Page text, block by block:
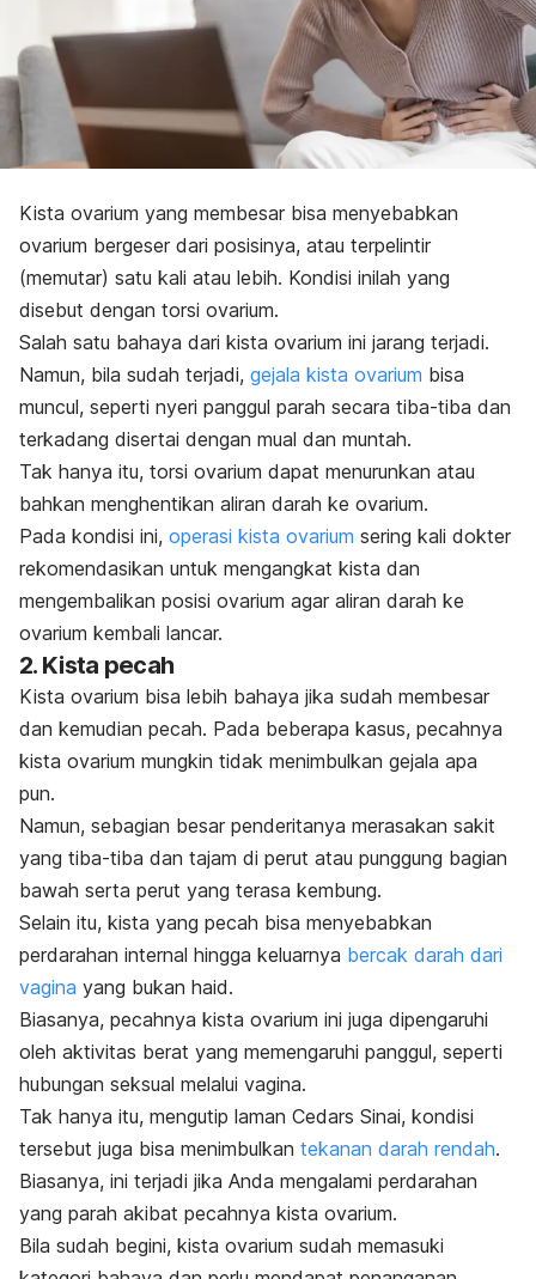
Kista ovarium yang membesar bisa menyebabkan
ovarium bergeser dari posisinya, atau terpelintir
(memutar) satu kali atau lebih. Kondisi inilah yang
disebut dengan torsi ovarium.
Salah satu bahaya dari kista ovarium ini jarang terjadi.
Namun, bila sudah terjadi, gejala kista ovarium bisa
muncul, seperti nyeri panggul parah secara tiba-tiba dan
terkadang disertai dengan mual dan muntah.
Tak hanya itu, torsi ovarium dapat menurunkan atau
bahkan menghentikan aliran darah ke ovarium.
Pada kondisi ini, operasi kista ovarium sering kali dokter
rekomendasikan untuk mengangkat kista dan
mengembalikan posisi ovarium agar aliran darah ke
ovarium kembali lancar.
2. Kista pecah
Kista ovarium bisa lebih bahaya jika sudah membesar
dan kemudian pecah. Pada beberapa kasus, pecahnya
kista ovarium mungkin tidak menimbulkan gejala apa
pun.
Namun, sebagian besar penderitanya merasakan sakit
yang tiba-tiba dan tajam di perut atau punggung bagian
bawah serta perut yang terasa kembung.
Selain itu, kista yang pecah bisa menyebabkan
perdarahan internal hingga keluarnya bercak darah dari
vagina yang bukan haid.
Biasanya, pecahnya kista ovarium ini juga dipengaruhi
oleh aktivitas berat yang memengaruhi panggul, seperti
hubungan seksual melalui vagina.
Tak hanya itu, mengutip laman Cedars Sinai, kondisi
tersebut juga bisa menimbulkan tekanan darah rendah.
Biasanya, ini terjadi jika Anda mengalami perdarahan
yang parah akibat pecahnya kista ovarium.
Bila sudah begini, kista ovarium sudah memasuki